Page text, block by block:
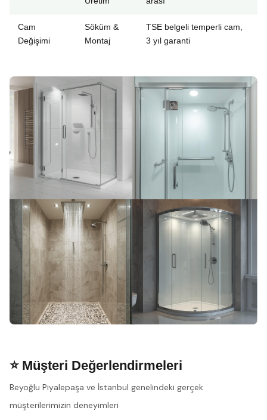
Cam
Değişimi
Söküm &
Montaj
TSE belgeli temperli cam,
3 yıl garanti
⭐ Müşteri Değerlendirmeleri
Beyoğlu Piyalepaşa ve İstanbul genelindeki gerçek
müşterilerimizin deneyimleri